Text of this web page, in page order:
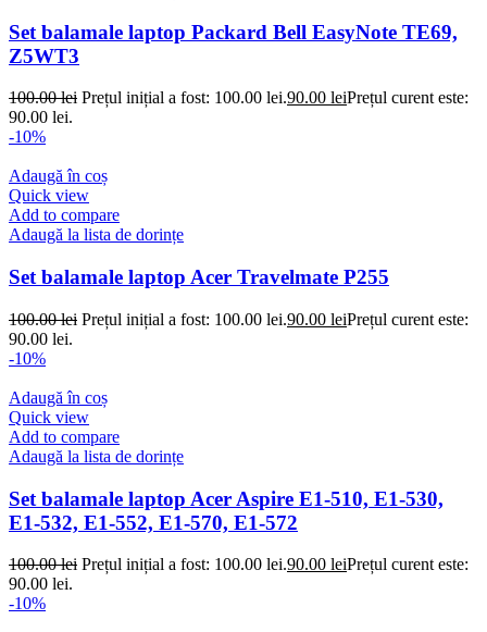
Set balamale laptop Packard Bell EasyNote TE69,
Z5WT3
100.00lei Prețul inițial a fost: 100.00 lei.90.00 leiPrețul curent este:
90.00 lei.
-10%
Adaugă în coș
Quick view
Add to compare
Adaugă la lista de dorințe
Set balamale laptop Acer Travelmate P255
100.00lei Prețul inițial a fost: 100.00 lei.90.00 leiPrețul curent este:
90.00 lei.
-10%
Adaugă în coș
Quick view
Add to compare
Adaugă la lista de dorințe
Set balamale laptop Acer Aspire E1-510, E1-530,
E1-532, E1-552, E1-570, E1-572
100.00lei Prețul inițial a fost: 100.00 lei.90.00 leiPrețul curent este:
90.00 lei.
-10%